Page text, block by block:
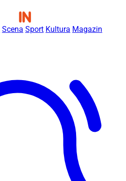
Scena Sport Kultura Magazin